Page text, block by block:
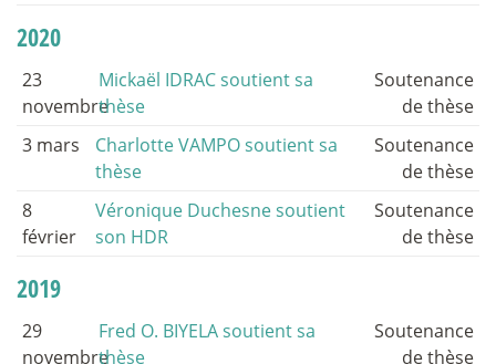
2020
23
novembre
Mickaël IDRAC soutient sa
thèse
Soutenance
de thèse
3 mars
Charlotte VAMPO soutient sa
thèse
Soutenance
de thèse
8
février
Véronique Duchesne soutient
son HDR
Soutenance
de thèse
2019
29
novembre
Fred O. BIYELA soutient sa
thèse
Soutenance
de thèse